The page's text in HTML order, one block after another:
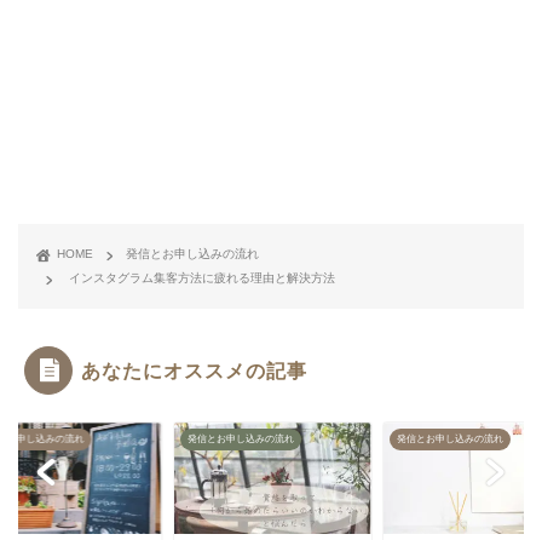
HOME
発信とお申し込みの流れ
インスタグラム集客方法に疲れる理由と解決方法
あなたにオススメの記事
お申し込みの流れ 発信とお申し込みの流れ 発信とお申し込みの流れ